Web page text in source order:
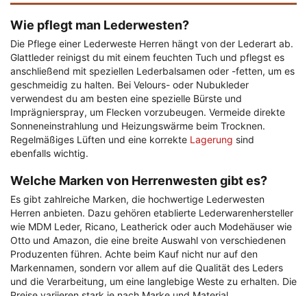
Wie pflegt man Lederwesten?
Die Pflege einer Lederweste Herren hängt von der Lederart ab.
Glattleder reinigst du mit einem feuchten Tuch und pflegst es
anschließend mit speziellen Lederbalsamen oder -fetten, um es
geschmeidig zu halten. Bei Velours- oder Nubukleder
verwendest du am besten eine spezielle Bürste und
Imprägnierspray, um Flecken vorzubeugen. Vermeide direkte
Sonneneinstrahlung und Heizungswärme beim Trocknen.
Regelmäßiges Lüften und eine korrekte Lagerung sind
ebenfalls wichtig.
Welche Marken von Herrenwesten gibt es?
Es gibt zahlreiche Marken, die hochwertige Lederwesten
Herren anbieten. Dazu gehören etablierte Lederwarenhersteller
wie MDM Leder, Ricano, Leatherick oder auch Modehäuser wie
Otto und Amazon, die eine breite Auswahl von verschiedenen
Produzenten führen. Achte beim Kauf nicht nur auf den
Markennamen, sondern vor allem auf die Qualität des Leders
und die Verarbeitung, um eine langlebige Weste zu erhalten. Die